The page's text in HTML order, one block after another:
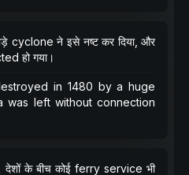
cyclone ने इसे नष्ट कर दिया, और
हो गया।
in 1480 by a huge
was left without connection
के बीच कोई ferry service भी